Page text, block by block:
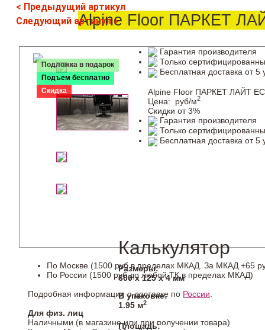
< Предыдущий артикул
Следующий артикул >Alpine Floor ПАРКЕТ
Подложка в подарок
Подъем бесплатно
Скидка
Гарантия производителя
Только
Бесплатная доставка от 5
Alpine Floor ПАРКЕТ ЛАЙТ
Цена:
руб/м2
Скидки от 3%
Гарантия производителя
Только
Бесплатная доставка от 5
Калькулятор
Размеры:
600 х 125 х 4 мм
В упаковке:
1.95 м2
Площадь:
По Москве (1500 руб в пределах МКАД. За МКАД +65
По России (1500 руб до любой ТК в пределах МКАД)
Подробная информация о доставке по России
Для физ. лиц
Наличными (в магазине или при получении товара)